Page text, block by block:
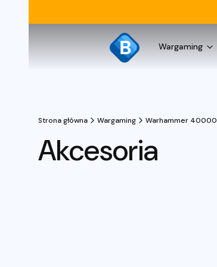
Wargaming
Strona główna Wargaming Warhammer 40000
Akcesoria